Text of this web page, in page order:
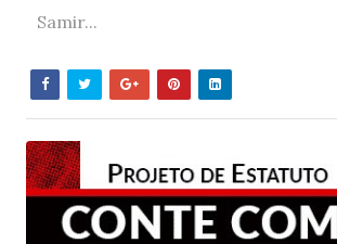
Samir...